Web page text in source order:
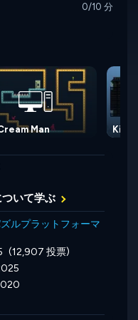
0/10 分
Man
いて学ぶ
ルプラットフォーマ
(12,907 投票)